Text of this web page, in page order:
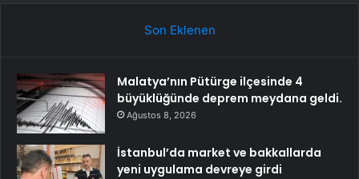
Son Eklenen
Malatya’nın Pütürge ilçesinde 4
büyüklüğünde deprem meydana geldi.
Ağustos 8, 2026
İstanbul’da market ve bakkallarda
yeni uygulama devreye girdi